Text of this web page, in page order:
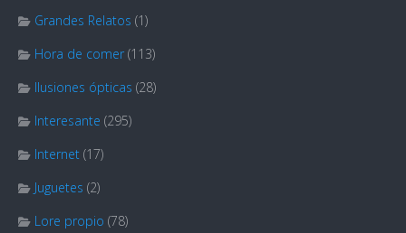
Grandes Relatos (1)
Hora de comer (113)
Ilusiones ópticas (28)
Interesante (295)
Internet (17)
Juguetes (2)
Lore propio (78)